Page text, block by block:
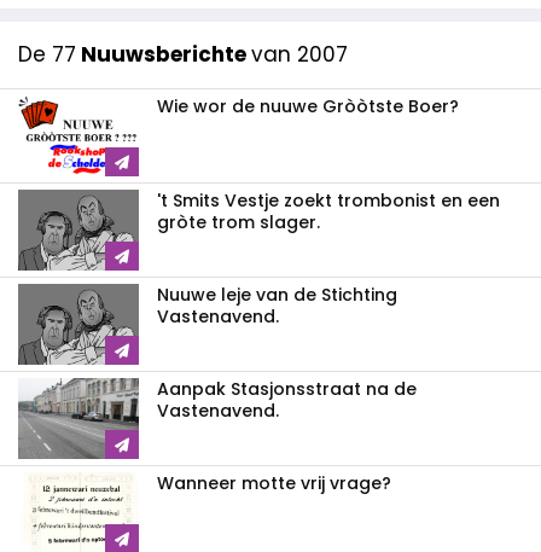
De 77 Nuuwsberichtevan 2007
Wie wor de nuuwe Gròòtste Boer?
't Smits Vestje zoekt trombonist en een
gròte trom slager.
Nuuwe leje van de Stichting
Vastenavend.
Aanpak Stasjonsstraat na de
Vastenavend.
Wanneer motte vrij vrage?